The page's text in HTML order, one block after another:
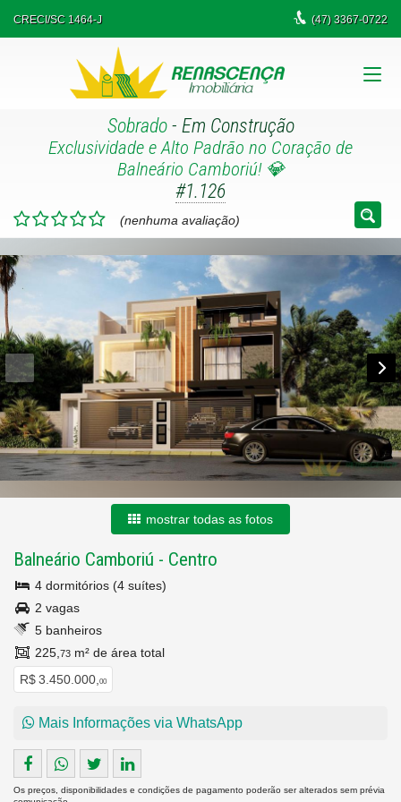
CRECI/SC 1464-J (47)3367-0722
Sobrado- Em Construção
Exclusividade e Alto Padrão no Coração de
Balneário Camboriú! 💎
#1.126
(nenhuma avaliação)
mostrar todas as fotos
Balneário Camboriú - Centro
4 dormitórios (4 suítes)
2 vagas
5 banheiros
225, 73 m² de área total
R$ 3.450.000, 00
Mais Informações via WhatsApp
Os preços, disponibilidades e condições de pagamento poderão ser alterados sem prévia